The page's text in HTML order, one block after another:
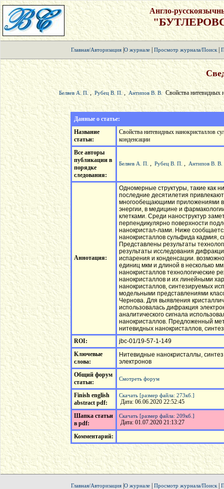
Англо-
Главная/Авторизация| О журнале| Просмотр журнала/Поиск|
Беляев А. П.,Рубец В. П. ,Антипов В. В.Свойства нитевидных
Данные о статье:
Название
статьи:
Свойства нитевидных нанокристаллов
конденсации
Все авторы
публикации в
порядке
следования:
Беляев А. П. , Рубец В. П. , Антипов В. В.
Аннотация:
Одномерные структуры, такие как
последние десятилетия
многообещающими приложениями в
энергии, в медицине и
клетками. Среди наноструктур
перпендикулярно поверхности
нанокристал-лами. Ниже
нанокристаллов сульфида кадмия,
Представлены результаты
результаты исследования
испарения и конденсации.
единиц мкм и длиной в несколько
нанокристаллов технологические
нанокристаллов и их линейными
нанокристаллов, синтезируемых
модельными представлениями
Чернова. Для выявления
использовалась дифракция
аналитического сигнала
нанокристаллов. Предложенный
нитевидных нанокристаллов,
ROI:
jbc-01/19-57-1-149
Ключевые
слова:
Нитевидные нанокристаллы,
электронов
Общий форум
статьи:
Смотреть форум
Finish english
abstract pdf:
Скачать [размер файла: 273кб.]
Дата: 06.06.2020 22:52:45
Шапка статьи
в pdf:
Скачать [размер файла: 209кб.]
Дата: 01.07.2020 21:13:27
Комментарий:
Главная/Авторизация| О журнале| Просмотр журнала/Поиск|